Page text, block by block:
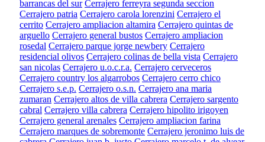
barrancas del sur Cerrajero ferreyra segunda seccion
Cerrajero patria Cerrajero carola lorenzini Cerrajero el
cerrito Cerrajero ampliacion altamira Cerrajero quintas de
arguello Cerrajero general bustos Cerrajero ampliacion
rosedal Cerrajero parque jorge newbery Cerrajero
residencial olivos Cerrajero colinas de bella vista Cerrajero
san nicolas Cerrajero u.o.c.r.a. Cerrajero cerveceros
Cerrajero country los algarrobos Cerrajero cerro chico
Cerrajero s.e.p. Cerrajero o.s.n. Cerrajero ana maria
zumaran Cerrajero altos de villa cabrera Cerrajero sargento
cabral Cerrajero villa cabrera Cerrajero hipolito irigoyen
Cerrajero general arenales Cerrajero ampliacion farina
Cerrajero marques de sobremonte Cerrajero jeronimo luis de